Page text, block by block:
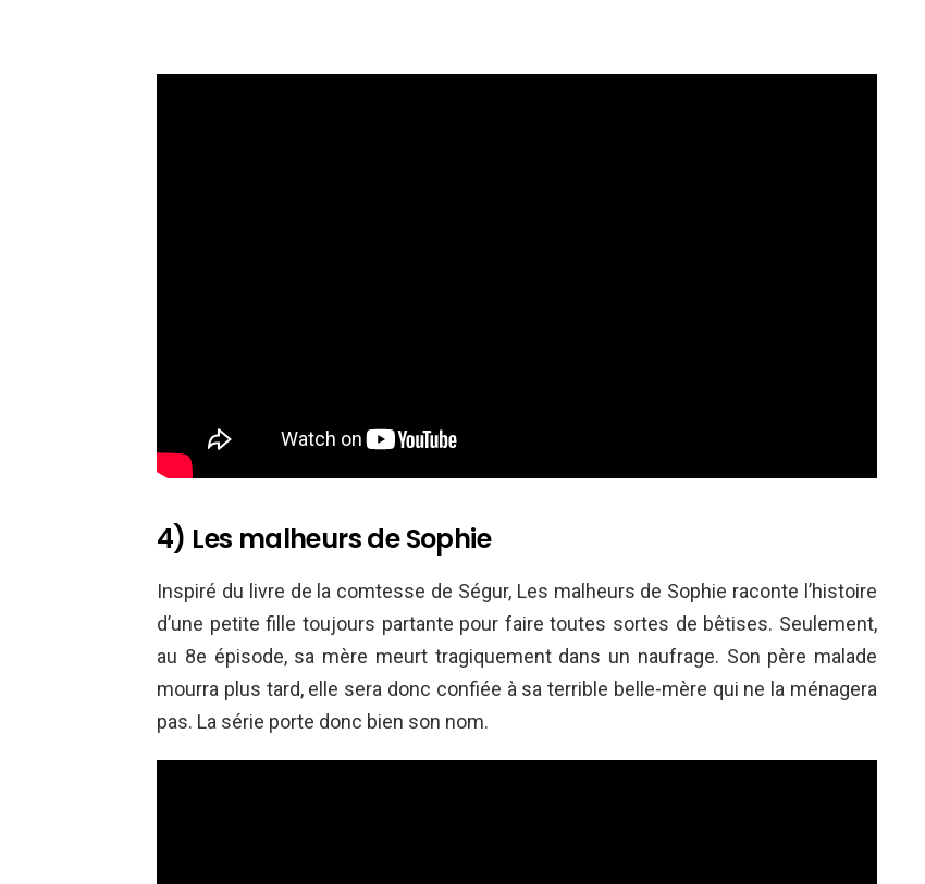
4) Les malheurs de Sophie
Inspiré du livre de la comtesse de Ségur, Les malheurs de Sophie raconte l’histoire
d’une petite fille toujours partante pour faire toutes sortes de bêtises. Seulement,
au 8e épisode, sa mère meurt tragiquement dans un naufrage. Son père malade
mourra plus tard, elle sera donc confiée à sa terrible belle-mère qui ne la ménagera
pas. La série porte donc bien son nom.